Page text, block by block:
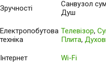
Зручності
Санвузол
Душ
Електропобутова
техніка
Телевізор,
Плита,
Інтернет Wi-Fi